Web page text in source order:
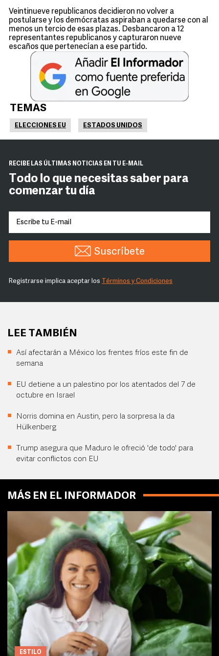
Veintinueve republicanos decidieron no volver a
postularse y los demócratas aspiraban a quedarse con al
menos un tercio de esas plazas. Desbancaron a 12
representantes republicanos y capturaron nueve
escaños que pertenecían a ese partido.
TEMAS
ELECCIONES EU ESTADOS UNIDOS
RECIBE LAS ÚLTIMAS NOTICIAS EN TU E-MAIL
Todo lo que necesitas saber para
comenzar tu día
Suscríbete
Registrarse implica aceptar los Términos y Condiciones
LEE TAMBIÉN
Así afectarán a México los frentes fríos este fin de
semana
EU detiene a un palestino por los atentados del 7 de
octubre en Israel
Norris domina en Austin, pero la sorpresa la da
Hülkenberg
Trump asegura que Maduro le ofreció 'de todo' para
evitar conflictos con EU
MÁS EN EL INFORMADOR
ESTILO